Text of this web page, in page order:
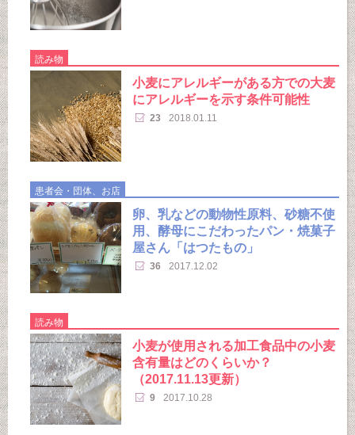
読み物
小麦にアレルギーがある方での大麦
にアレルギーを示す条件可能性
23 2018.01.11
患者会・団体、お店
卵、乳などの動物性原料、砂糖不使
用、酵母にこだわったパン・焼菓子
屋さん「はつたもの」
36 2017.12.02
読み物
小麦が使用される加工食品中の小麦
含有量はどのくらいか？
（2017.11.13更新）
9 2017.10.28